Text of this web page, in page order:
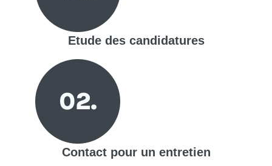
Etude des candidatures
Contact pour un entretien